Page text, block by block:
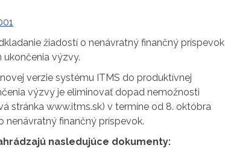
žiadostí o nenávratný finančný príspevok
ukončenia výzvy.
verzie systému ITMS do produktívnej
výzvy je eliminovať dopad nemožnosti
stránka www.itms.sk) v termíne od 8. októbra
nenávratný finančný príspevok.
nasledujúce dokumenty: